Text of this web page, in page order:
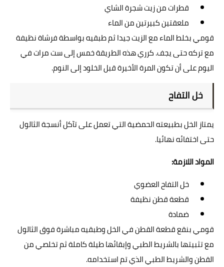
قطرات من زيت شجرة الشاي
ملعقتين كبيرتين من الماء
قومي بخلط الماء مع الزيت جيدا ثم طبقيه بواسطة فرشاة نظيفة
مع تركه حتى يجف. كرري هذه الطريقة خمس إلى ست مرات في
اليوم على أن تكون المرة الأخيرة قبل الخلود إلى النوم.
خل التفاح
يمتاز الخل بطبيعته الحمضية التي تعمل على تآكل أنسجة الثالول
حتى اختفائه نهائيا.
المواد اللازمة:
خل التفاح العضوي
قطعة قطن نظيفة
ضمادة
قومي بنقع قطعة القطن في الخل وطبقيه مباشرة فوق الثالول
مع تثبيتها بالشريط الطبي وإبقائها طيلة كاملة ثم تخلصي من
القطن والشريط الطبي الذي تم استخدامه.